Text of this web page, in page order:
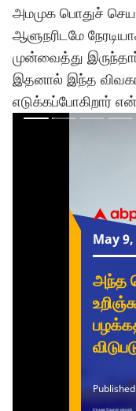
அமமுக பொதுச்
ஆளுநரிடமே
முன்வைத்து
இதனால் இந்த
எடுக்கப்போகிறார்